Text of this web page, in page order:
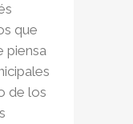
que
piensa
de los